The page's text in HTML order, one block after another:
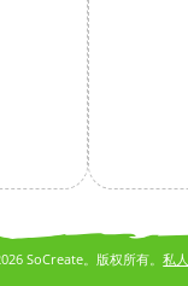
私人
SoCreate。版权所有。